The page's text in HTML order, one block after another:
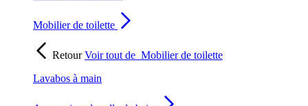
Mobilier de toilette
RetourVoir tout de Mobilier de toilette
Lavabos à main